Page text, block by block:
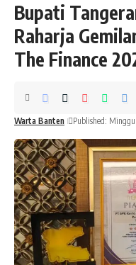
Bupati
Raharja
The Finance
Warta Banten Published: